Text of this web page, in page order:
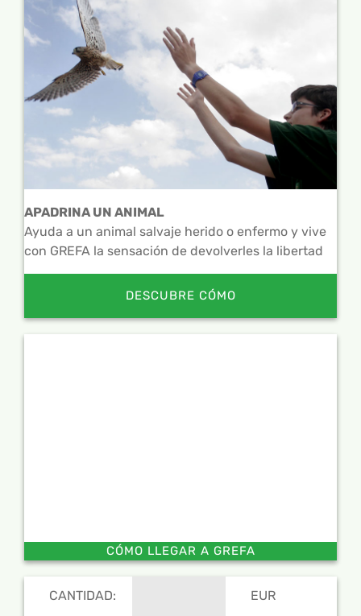
APADRINA UN ANIMAL
Ayuda a un animal salvaje herido o enfermo y vive
con GREFA la sensación de devolverles la libertad
DESCUBRE CÓMO
CÓMO LLEGAR A GREFA
CANTIDAD: EUR